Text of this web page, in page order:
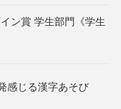
ン賞 学生部門《学生
感じる漢字あそび